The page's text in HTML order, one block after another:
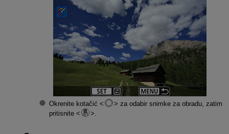
Okrenite kotačić
za odabir snimke za obradu, zatim
pritisnite
.